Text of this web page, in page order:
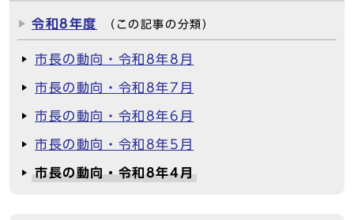
令和8年度 （この記事の分類）
市長の動向・令和8年8月
市長の動向・令和8年7月
市長の動向・令和8年6月
市長の動向・令和8年5月
市長の動向・令和8年4月